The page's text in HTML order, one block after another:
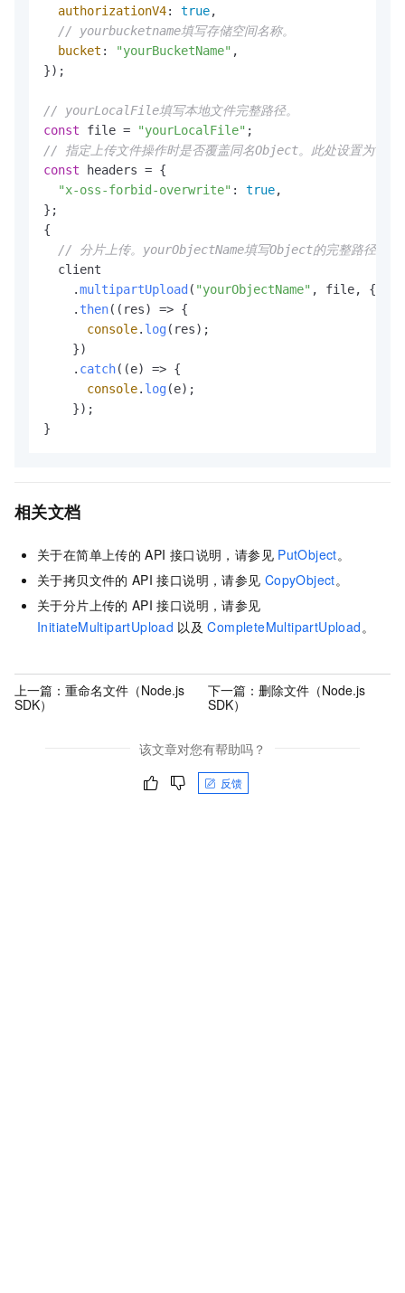
authorizationV4: true,
// yourbucketname填写存储空间名称。
bucket : "yourBucketName" ,
});
// yourLocalFile填写本地文件完整路径。
const file = "yourLocalFile"
// 指定上传文件操作时是否覆盖同名Object。此处设置为
const headers = {
"x-oss-forbid-overwrite" : true,
};
{
// 分片上传。yourObjectName填写Object的完整路径。
  client
    .
multipartUpload ( "yourObjectName" , file, {
    .
then( ( res) => {
console. log(res);
    })
    .
catch( (e) => {
console. log(e);
    });
相关文档
关于在简单上传的 API 接口说明，请参见 PutObject。
关于拷贝文件的 API 接口说明，请参见 CopyObject。
关于分片上传的 API 接口说明，请参见
InitiateMultipartUpload 以及 CompleteMultipartUpload 。
上一篇： 重命名文件（Node.js
SDK）
下一篇：删除文件（Node.js
SDK）
该文章对您有帮助吗？
反馈